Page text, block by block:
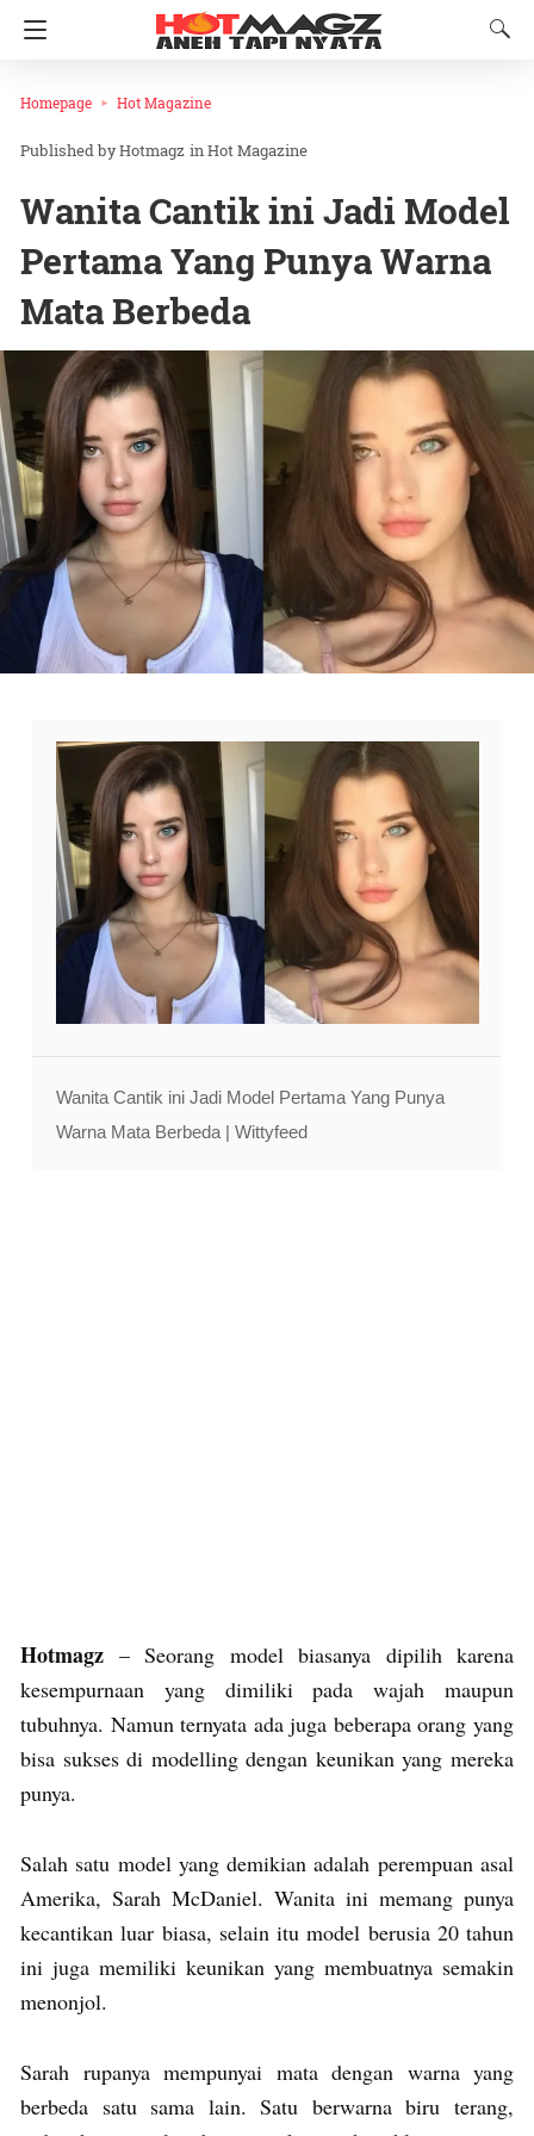
Homepage Hot Magazine
Hotmagz inHot Magazine
Wanita Cantik ini Jadi Model
Pertama Yang Punya Warna
Mata Berbeda
Wanita Cantik ini Jadi Model Pertama Yang Punya
Warna Mata Berbeda | Wittyfeed
Hotmagz – Seorang model biasanya dipilih karena
kesempurnaan yang dimiliki pada wajah maupun
tubuhnya. Namun ternyata ada juga beberapa orang yang
bisa sukses di modelling dengan keunikan yang mereka
punya.
Salah satu model yang demikian adalah perempuan asal
Amerika, Sarah McDaniel. Wanita ini memang punya
kecantikan luar biasa, selain itu model berusia 20 tahun
ini juga memiliki keunikan yang membuatnya semakin
menonjol.
Sarah rupanya mempunyai mata dengan warna yang
berbeda satu sama lain. Satu berwarna biru terang,